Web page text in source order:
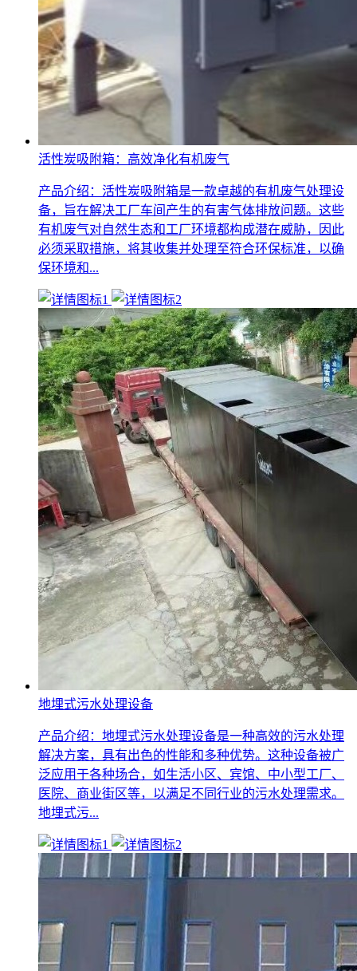
活性炭吸附箱：高效净化有机废气
产品介绍：活性炭吸附箱是一款卓越的有机废气处理设
备，旨在解决工厂车间产生的有害气体排放问题。这些
有机废气对自然生态和工厂环境都构成潜在威胁，因此
必须采取措施，将其收集并处理至符合环保标准，以确
保环境和...
地埋式污水处理设备
产品介绍：地埋式污水处理设备是一种高效的污水处理
解决方案，具有出色的性能和多种优势。这种设备被广
泛应用于各种场合，如生活小区、宾馆、中小型工厂、
医院、商业街区等，以满足不同行业的污水处理需求。
地埋式污...